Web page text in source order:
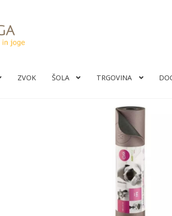
ZVOK ŠOLA TRGOVINA